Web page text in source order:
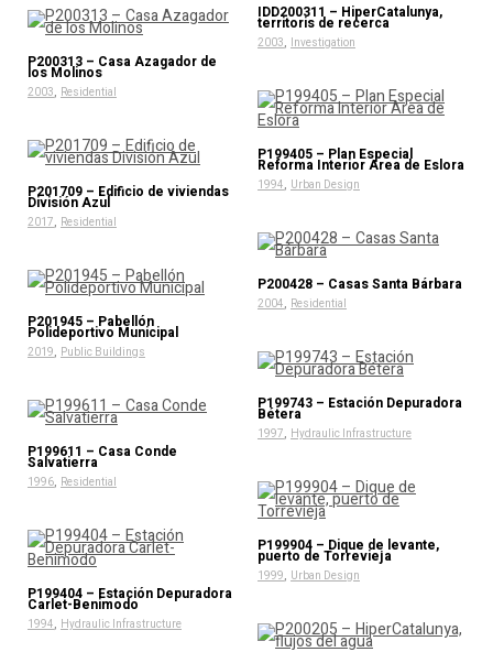
IDD200311 – HiperCatalunya,
territoris de recerca
2003, Investigation
P200313 – Casa Azagador de
los Molinos
2003, Residential
P199405 – Plan Especial
Reforma Interior Area de Eslora
1994, Urban Design
P201709 – Edificio de viviendas
División Azul
2017, Residential
P200428 – Casas Santa Bárbara
2004, Residential
P201945 – Pabellón
Polideportivo Municipal
2019, Public Buildings
P199743 – Estación Depuradora
Bétera
1997, Hydraulic Infrastructure
P199611 – Casa Conde
Salvatierra
1996, Residential
P199904 – Dique de levante,
puerto de Torrevieja
1999, Urban Design
P199404 – Estación Depuradora
Carlet-Benimodo
1994, Hydraulic Infrastructure